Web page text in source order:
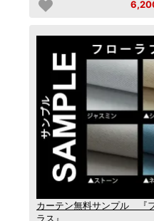
カーテン無料サンプル 『
ラス』